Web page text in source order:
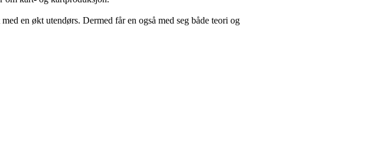
en økt utendørs. Dermed får en også med seg både teori og